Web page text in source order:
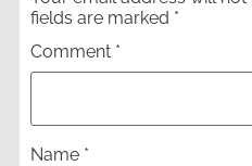
fields are marked *
Comment *
Name *